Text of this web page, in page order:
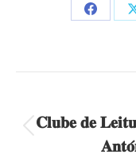
Share
𝐂𝐥𝐮𝐛𝐞 𝐝𝐞